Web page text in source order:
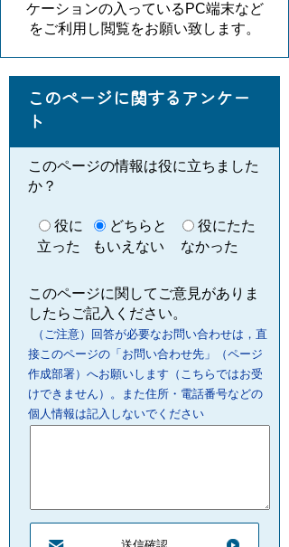
ケーションの入っているPC端末など
をご利用し閲覧をお願い致します。
このページに関するアンケー
ト
このページの情報は役に立ちました
か？
役に
立った
どちらと
もいえない
役にたた
なかった
このページに関してご意見がありま
したらご記入ください。
（ご注意）回答が必要なお問い合わせは，直
接このページの「お問い合わせ先」（ページ
作成部署）へお願いします（こちらではお受
けできません）。また住所・電話番号などの
個人情報は記入しないでください